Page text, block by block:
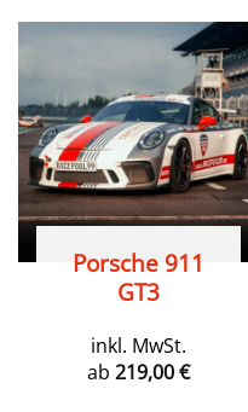
Porsche 911
GT3
inkl. MwSt.
ab 219,00€